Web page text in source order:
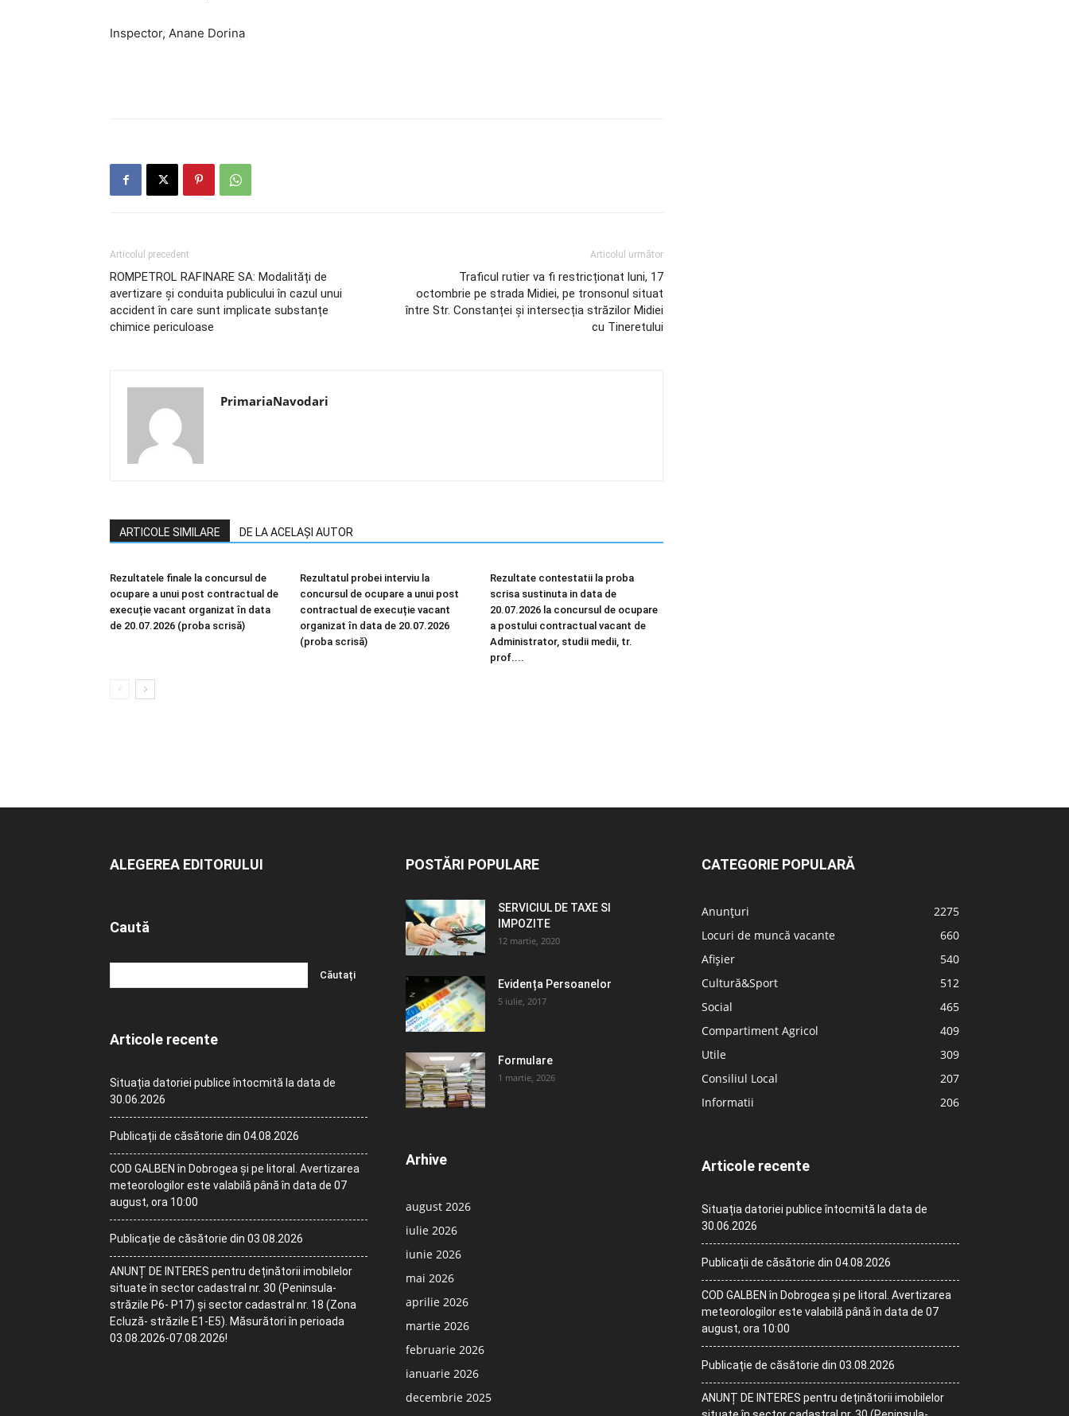
Inspector, Anane Dorina
Articolul precedent
ROMPETROL RAFINARE SA: Modalități de
avertizare și conduita publicului în cazul unui
accident în care sunt implicate substanțe
chimice periculoase
Articolul următor
Traficul rutier va fi restricționat luni, 17
octombrie pe strada Midiei, pe tronsonul situat
între Str. Constanței și intersecția străzilor Midiei
cu Tineretului
PrimariaNavodari
ARTICOLE SIMILARE DE LA ACELAȘI AUTOR
Rezultatele finale la concursul de
ocupare a unui post contractual de
execuție vacant organizat în data
de 20.07.2026 (proba scrisă)
Rezultatul probei interviu la
concursul de ocupare a unui post
contractual de execuție vacant
organizat în data de 20.07.2026
(proba scrisă)
Rezultate contestatii la proba
scrisa sustinuta in data de
20.07.2026 la concursul de ocupare
a postului contractual vacant de
Administrator, studii medii, tr.
prof....
ALEGEREA EDITORULUI
Caută
Articole recente
Situația datoriei publice întocmită la data de
30.06.2026
Publicații de căsătorie din 04.08.2026
COD GALBEN în Dobrogea și pe litoral. Avertizarea
meteorologilor este valabilă până în data de 07
august, ora 10:00
Publicație de căsătorie din 03.08.2026
ANUNȚ DE INTERES pentru deținătorii imobilelor
situate în sector cadastral nr. 30 (Peninsula-
străzile P6- P17) și sector cadastral nr. 18 (Zona
Ecluză- străzile E1-E5). Măsurători în perioada
03.08.2026-07.08.2026!
POSTĂRI POPULARE
SERVICIUL DE TAXE SI
IMPOZITE
12 martie, 2020
Evidența Persoanelor
5 iulie, 2017
Formulare
1 martie, 2026
Arhive
august 2026
iulie 2026
iunie 2026
mai 2026
aprilie 2026
martie 2026
februarie 2026
ianuarie 2026
decembrie 2025
CATEGORIE POPULARĂ
Anunțuri
2275
Locuri de muncă vacante
660
Afișier
540
Cultură&Sport
512
Social
465
Compartiment Agricol
409
Utile
309
Consiliul Local
207
Informatii
206
Articole recente
Situația datoriei publice întocmită la data de
30.06.2026
Publicații de căsătorie din 04.08.2026
COD GALBEN în Dobrogea și pe litoral. Avertizarea
meteorologilor este valabilă până în data de 07
august, ora 10:00
Publicație de căsătorie din 03.08.2026
ANUNȚ DE INTERES pentru deținătorii imobilelor